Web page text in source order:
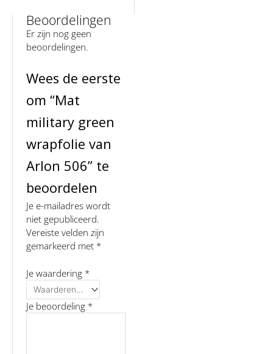
Beoordelingen
Er zijn nog geen
beoordelingen.
Wees de eerste
om “Mat
military green
wrapfolie van
Arlon 506” te
beoordelen
Je e-mailadres wordt
niet gepubliceerd.
Vereiste velden zijn
gemarkeerd met *
Je waardering *
Je beoordeling *